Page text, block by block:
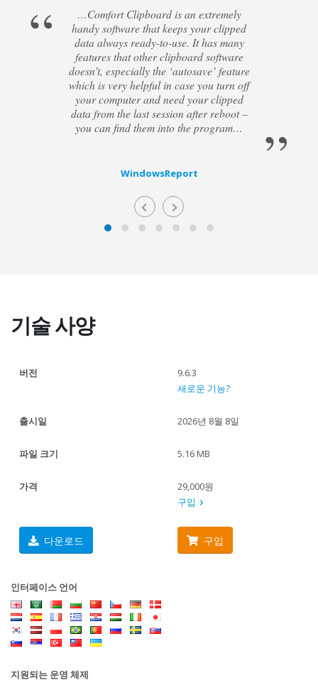
…Comfort Clipboard is an extremely
handy software that keeps your clipped
data always ready-to-use. It has many
features that other clipboard software
doesn’t, especially the ‘autosave’ feature
which is very helpful in case you turn off
your computer and need your clipped
data from the last session after reboot –
you can find them into the program…
WindowsReport
기술 사양
버전
9.6.3
새로운 기능?
출시일 2026년 8월 8일
파일 크기 5.16 MB
가격
29,000원
구입
다운로드 구입
인터페이스 언어
지원되는 운영 체제